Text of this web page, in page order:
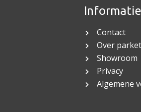
Informatie
Contact
Over
Showroom
Privacy
Algemene